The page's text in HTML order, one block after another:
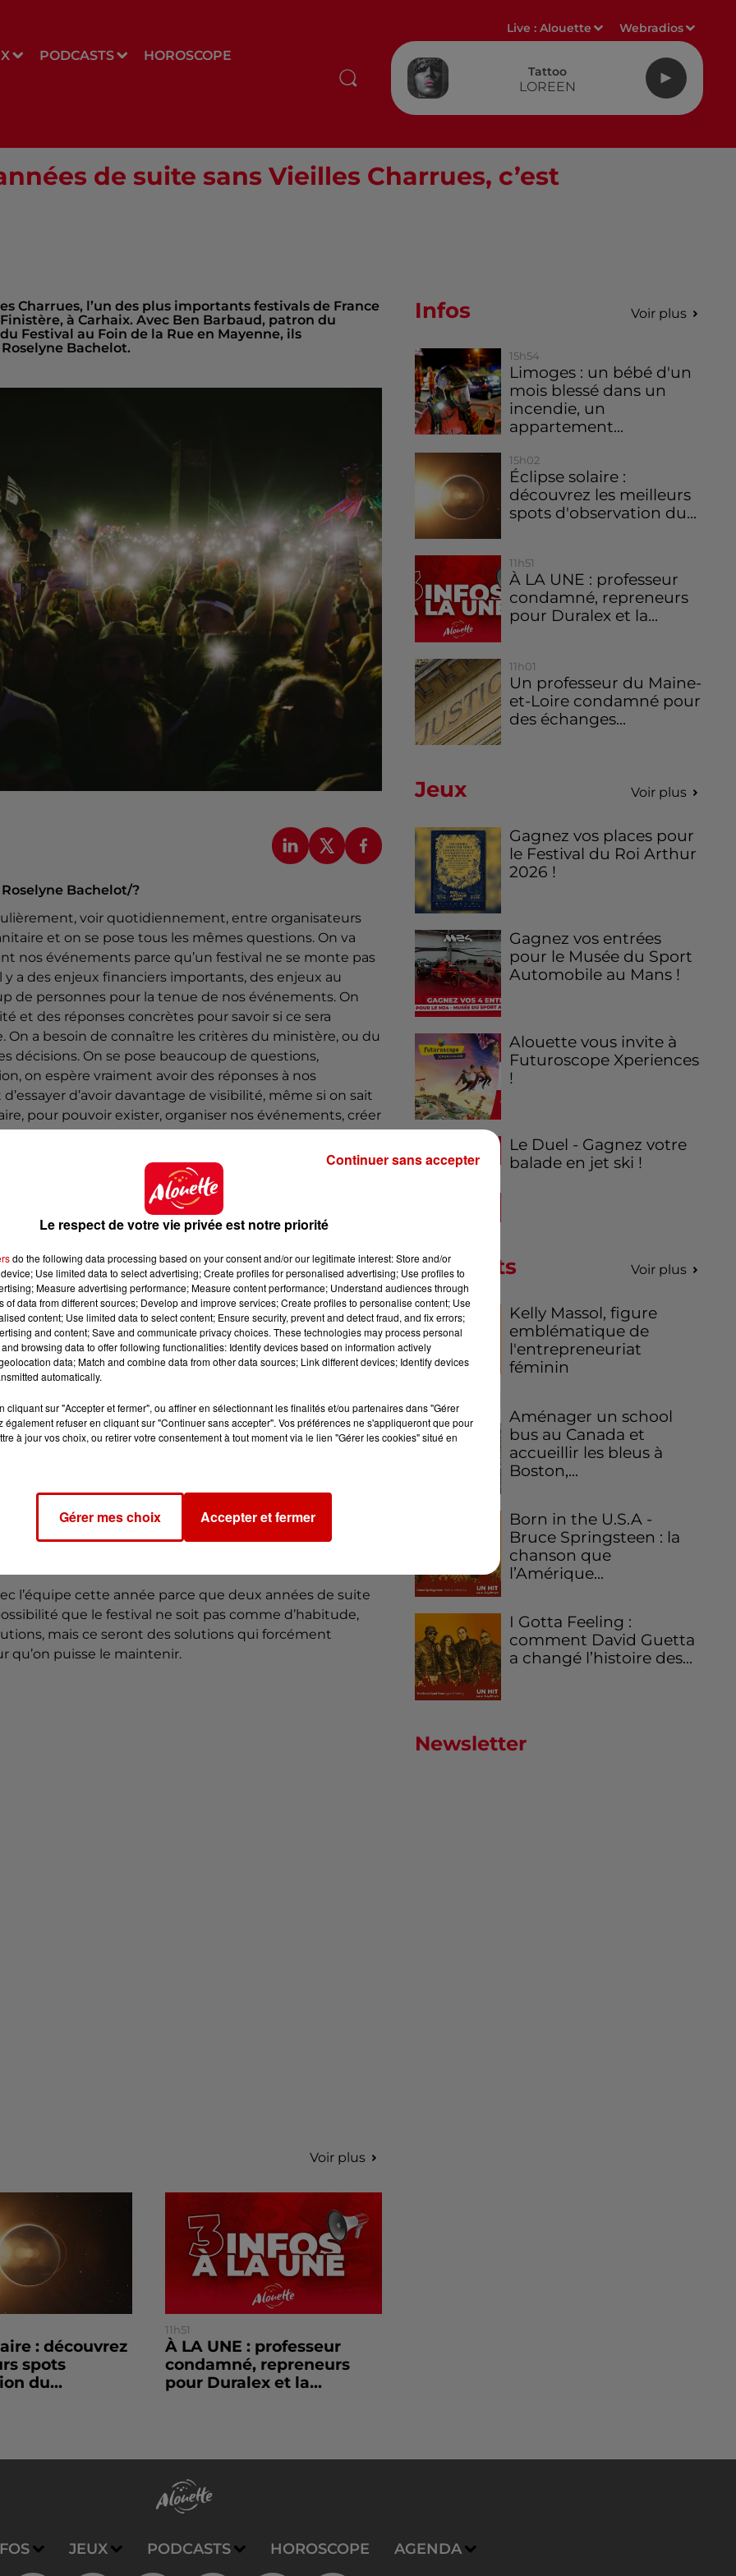
PODCASTS HOROSCOPE
Live :Alouette Webradios
Tattoo
LOREEN
de suite sans Vieilles Charrues, c’est
Charrues, l’un des plus importants festivals de France
à Carhaix. Avec Ben Barbaud, patron du
Festival au Foin de la Rue en Mayenne, ils
Bachelot.
Bachelot/?
voir quotidiennement, entre organisateurs
et on se pose tous les mêmes questions. On va
nos événements parce qu’un festival ne se monte pas
a des enjeux financiers importants, des enjeux au
de personnes pour la tenue de nos événements. On
et des réponses concrètes pour savoir si ce sera
On a besoin de connaître les critères du ministère, ou du
On se pose beaucoup de questions,
on espère vraiment avoir des réponses à nos
d’avoir davantage de visibilité, même si on sait
pour pouvoir exister, organiser nos événements, créer
nos territoires.
tenue de votre festival cet été/?
parce que derrière on engage davantage
les partenaires, on n’a pas de subventions. Donc, tout
charge à 100%, c’est aussi pour ça qu’on a besoin
à faire. Par exemple, si on est sur des jauges qui sont
c’est aussi de ça dont il va falloir discuter avec la
ensemble pour pouvoir jouer l’été prochain/!
avec tout ce qu’il se passe actuellement/?
sûr, c’est la vaccination. Le nombre de personnes
incidence bénéfique sur la tenue du festival l’été
?
ça va complexifier les choses. C’est clairement un
ou nous imposer, il y aura forcément des
pas les mêmes recettes, donc pas les mêmes
pour nous d’avoir les informations sur
à mettre en place des événements adaptés et
pleinement, je l’espère, en 2022.
cette année ?
l’équipe cette année parce que deux années de suite
que le festival ne soit pas comme d’habitude,
mais ce seront des solutions qui forcément
qu’on puisse le maintenir.
Infos Voir plus
15h54
Limoges : un bébé d'un
mois blessé dans un
incendie, un
appartement...
15h02
Éclipse solaire :
découvrez les meilleurs
spots d'observation du...
11h51
À LA UNE : professeur
condamné, repreneurs
pour Duralex et la...
11h01
Un professeur du Maine-
et-Loire condamné pour
des échanges...
Jeux Voir plus
Gagnez vos places pour
le Festival du Roi Arthur
2026 !
Gagnez vos entrées
pour le Musée du Sport
Automobile au Mans !
Alouette vous invite à
Futuroscope Xperiences
!
Le Duel - Gagnez votre
balade en jet ski !
Podcasts Voir plus
Kelly Massol, figure
emblématique de
l'entrepreneuriat
féminin
Aménager un school
bus au Canada et
accueillir les bleus à
Boston,...
Born in the U.S.A -
Bruce Springsteen : la
chanson que
l’Amérique...
I Gotta Feeling :
comment David Guetta
a changé l’histoire des...
Newsletter
Voir plus
: découvrez
spots
du...
11h51
À LA UNE : professeur
condamné, repreneurs
pour Duralex et la...
JEUX PODCASTS HOROSCOPE AGENDA
Le respect de votre vie privée est notre priorité
do the following data processing based on your consent and/or our legitimate interest: Store and/or
Use limited data to select advertising; Create profiles for personalised advertising; Use profiles to
Measure advertising performance; Measure content performance; Understand audiences through
of data from different sources; Develop and improve services; Create profiles to personalise content; Use
content; Use limited data to select content; Ensure security, prevent and detect fraud, and fix errors;
and content; Save and communicate privacy choices. These technologies may process personal
browsing data to offer following functionalities: Identify devices based on information actively
data; Match and combine data from other data sources; Link different devices; Identify devices
automatically.
cliquant sur "Accepter et fermer", ou affiner en sélectionnant les finalités et/ou partenaires dans "Gérer
également refuser en cliquant sur "Continuer sans accepter". Vos préférences ne s'appliqueront que pour
à jour vos choix, ou retirer votre consentement à tout moment via le lien "Gérer les cookies" situé en
Gérer mes choix Accepter et fermer
Continuer sans accepter